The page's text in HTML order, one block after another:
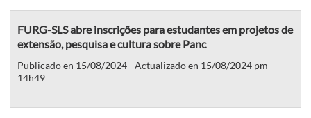
FURG-SLS abre inscrições para estudantes em projetos de
extensão, pesquisa e cultura sobre Panc
Publicado en 15/08/2024 - Actualizado en 15/08/2024 pm
14h49